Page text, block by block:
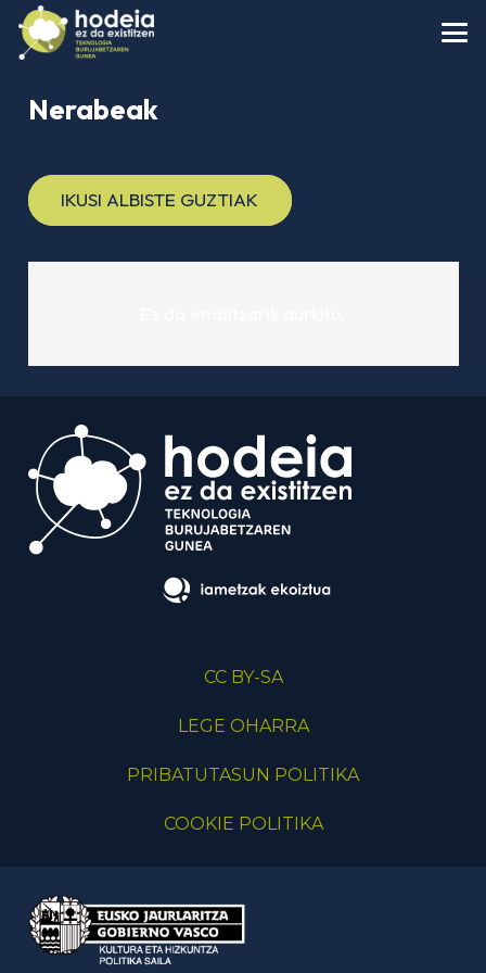
Nerabeak
IKUSI ALBISTE GUZTIAK
CC BY-SA
LEGE OHARRA
PRIBATUTASUN POLITIKA
COOKIE POLITIKA